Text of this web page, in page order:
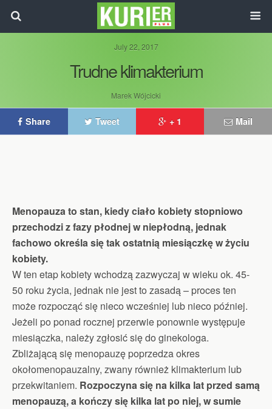
July 22, 2017
Trudne klimakterium
Marek Wójcicki
Share Tweet + 1 Mail
Menopauza to stan, kiedy ciało kobiety stopniowo
przechodzi z fazy płodnej w niepłodną, jednak
fachowo określa się tak ostatnią miesiączkę w życiu
kobiety.
W ten etap kobiety wchodzą zazwyczaj w wieku ok. 45-
50 roku życia, jednak nie jest to zasadą – proces ten
może rozpocząć się nieco wcześniej lub nieco później.
Jeżeli po ponad rocznej przerwie ponownie występuje
miesiączka, należy zgłosić się do ginekologa.
Zbliżającą się menopauzę poprzedza okres
okołomenopauzalny, zwany również klimakterium lub
przekwitaniem. Rozpoczyna się na kilka lat przed samą
menopauzą, a kończy się kilka lat po niej, w sumie